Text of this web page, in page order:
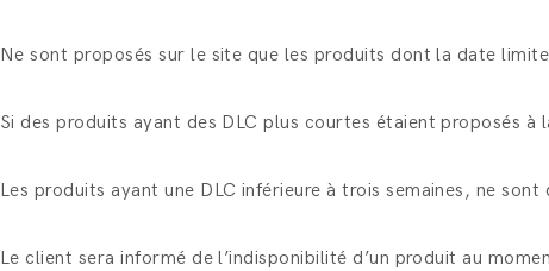
Ne sont proposés sur le site que les produits dont la date
Si des produits ayant des DLC plus courtes étaient proposés
Les produits ayant une DLC inférieure à trois semaines, ne
Le client sera informé de l’indisponibilité d’un produit au